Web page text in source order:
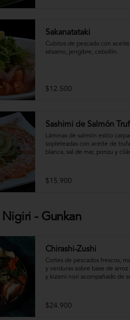
Sakanatataki
Cubitos de pescado con
sésamo, jengibre, cebollín.
$12.500
Sashimi de Salmón
Láminas de salmón estilo
sopleteadas con aceite de trufa
blanca, sal de mar, ponzu y
$15.900
Nigiri - Gunkan
Chirashi-Zushi
Cortes de pescados frescos,
y verduras sobre base de arroz
y kizami nori acompañado de
$24.900